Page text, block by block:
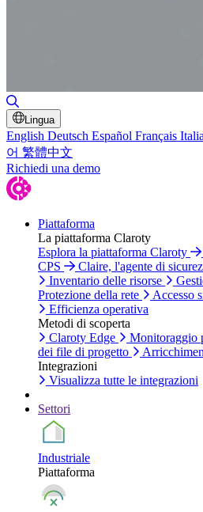
Lingua
English Deutsch Español Français
어 繁體中文
Richiedi una demo
Piattaforma
La piattaforma Claroty
Esplora la piattaforma Claroty
CPS
Claire, l'agente di
Inventario delle risorse
Protezione della rete
Accesso
Efficienza operativa
Metodi di scoperta
Claroty Edge
Monitoraggio
dei file di progetto
Integrazioni
Visualizza tutte le integrazioni
Settori
Industriale
Piattaforma